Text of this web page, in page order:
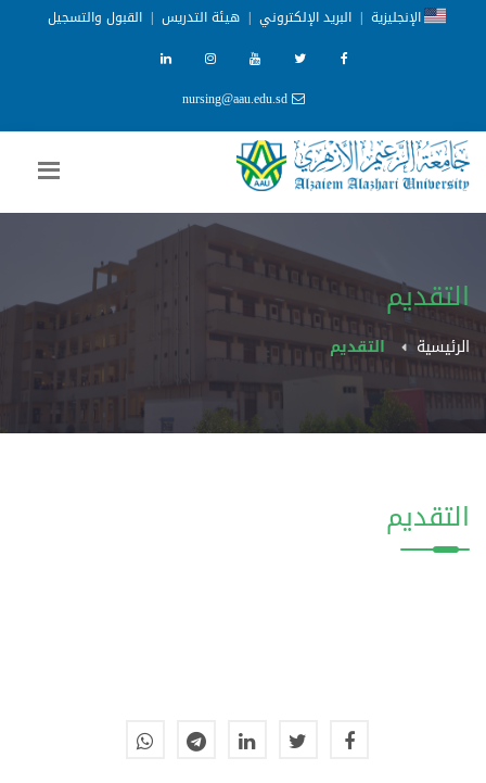
الإنجليزية | البريد الإلكتروني | هيئة التدريس | القبول والتسجيل
nursing@aau.edu.sd
التقديم
الرئيسية التقديم
التقديم